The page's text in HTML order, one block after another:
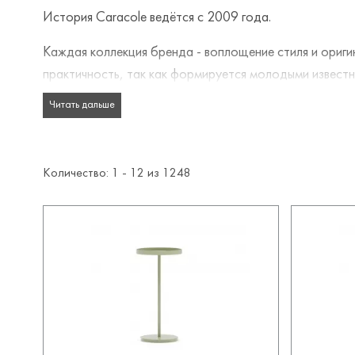
История Caracole ведётся с 2009 года.
Каждая коллекция бренда - воплощение стиля и
практичность, так как формируется молодыми
В процессе производства мебели фабрика
Читать дальше
Количество: 1 - 12 из 1248